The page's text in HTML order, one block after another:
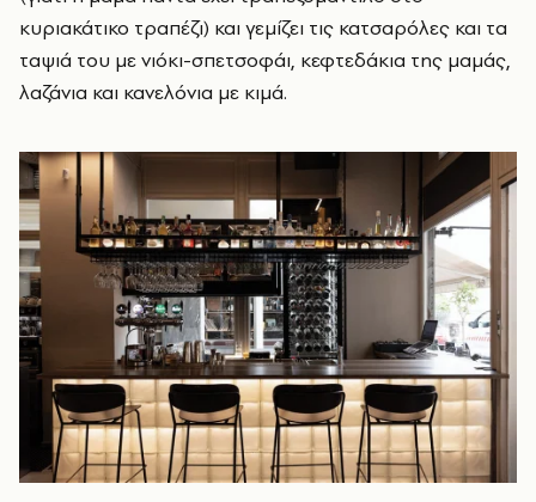
κυριακάτικο τραπέζι) και γεμίζει τις κατσαρόλες και τα
ταψιά του με νιόκι-σπετσοφάι, κεφτεδάκια της μαμάς,
λαζάνια και κανελόνια με κιμά.